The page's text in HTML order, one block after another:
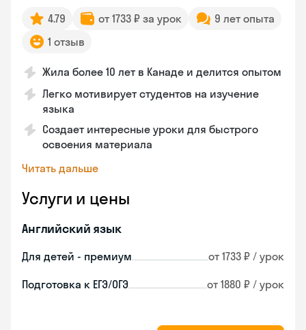
4.79 от 1733 ₽ за урок
9 лет опыта
1 отзыв
Жила более 10 лет в Канаде и делится опытом
Легко мотивирует студентов на изучение
языка
Создает интересные уроки для быстрого
освоения материала
Читать дальше
Услуги и цены
Английский язык
Для детей - премиум от 1733 ₽ / урок
Подготовка к ЕГЭ/ОГЭ от 1880 ₽ / урок